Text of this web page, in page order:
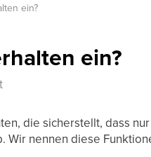
ein?
ein?
die sicherstellt, dass
Wir nennen diese